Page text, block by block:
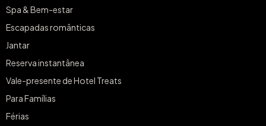
Spa & Bem-estar
Escapadas românticas
Jantar
Reserva instantânea
Vale-presente de Hotel Treats
Para Famílias
Férias